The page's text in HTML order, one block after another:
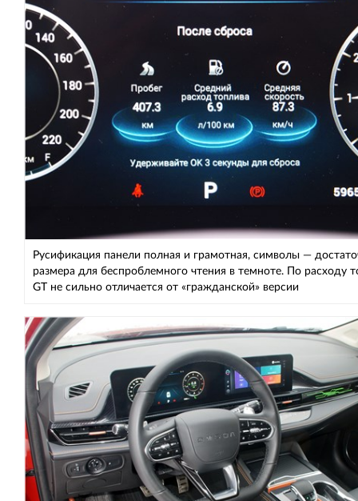
Русификация панели полная и грамотная, символы —
размера для беспроблемного чтения в темноте. По расходу
GT не сильно отличается от «гражданской» версии